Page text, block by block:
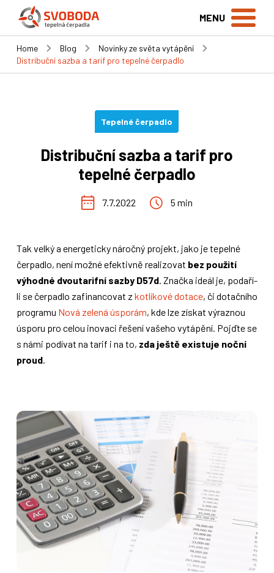
MENU
Home Blog
Novinky ze světa vytápění
Distribuční sazba a tarif pro tepelné čerpadlo
Tepelné čerpadlo
Distribuční sazba a tarif pro
tepelné čerpadlo
7.7.2022 5 min
Tak velký a energeticky náročný projekt, jako je tepelné
čerpadlo, není možné efektivně realizovat bez použití
výhodné dvoutarifní sazby D57d. Značka ideál je, podaří-
li se čerpadlo zafinancovat z kotlíkové dotace, či dotačního
programu Nová zelená úsporám, kde lze získat výraznou
úsporu pro celou inovaci řešení vašeho vytápění. Pojďte se
s námi podívat na tarif i na to, zda ještě existuje noční
proud.